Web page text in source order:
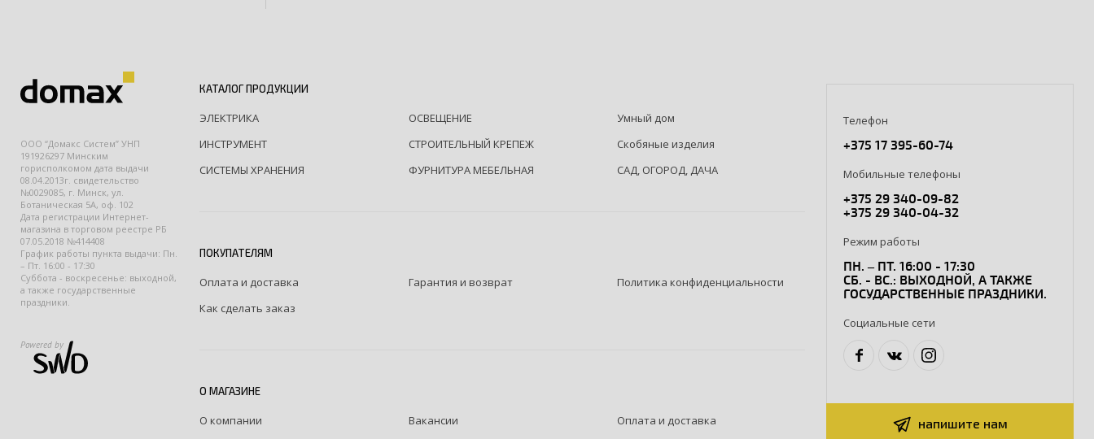
ООО “Домакс Систем” УНП
191926297 Минским
горисполкомом дата выдачи
08.04.2013г. свидетельство
№0029085, г. Минск, ул.
Ботаническая 5А, оф. 102
Дата регистрации Интернет-
магазина в торговом реестре РБ
07.05.2018 №414408
График работы пункта выдачи: Пн.
– Пт. 16:00 - 17:30
Суббота - воскресенье: выходной,
а также государственные
праздники.
Powered by
КАТАЛОГ ПРОДУКЦИИ
ЭЛЕКТРИКА ОСВЕЩЕНИЕ
Умный дом
ИНСТРУМЕНТ
СТРОИТЕЛЬНЫЙ КРЕПЕЖ
Скобяные изделия
СИСТЕМЫ ХРАНЕНИЯ
ФУРНИТУРА МЕБЕЛЬНАЯ САД, ОГОРОД, ДАЧА
ПОКУПАТЕЛЯМ
Оплата и доставка Гарантия и возврат
Политика конфиденциальности
Как сделать заказ
О МАГАЗИНЕ
О компании Вакансии Оплата и доставка
Телефон
+375 17 395-60-74
Мобильные телефоны
+375 29 340-09-82
+375 29 340-04-32
Режим работы
ПН. – ПТ. 16:00 - 17:30
СБ. - ВС.: ВЫХОДНОЙ, А ТАКЖЕ
ГОСУДАРСТВЕННЫЕ ПРАЗДНИКИ.
Социальные сети
напишите нам